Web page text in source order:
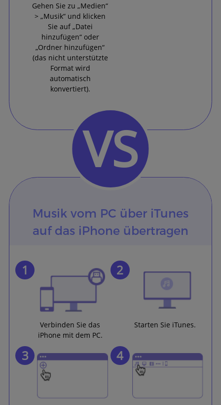
Gehen Sie zu „Medien“
> „Musik“ und klicken
Sie auf „Datei
hinzufügen“ oder
„Ordner hinzufügen“
(das nicht unterstützte
Format wird
automatisch
konvertiert).
VS
Musik vom PC über iTunes
auf das iPhone übertragen
1
Verbinden Sie das
iPhone mit dem PC.
2
Starten Sie iTunes.
3 4